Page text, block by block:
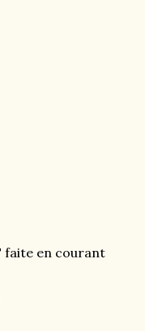
faite en courant